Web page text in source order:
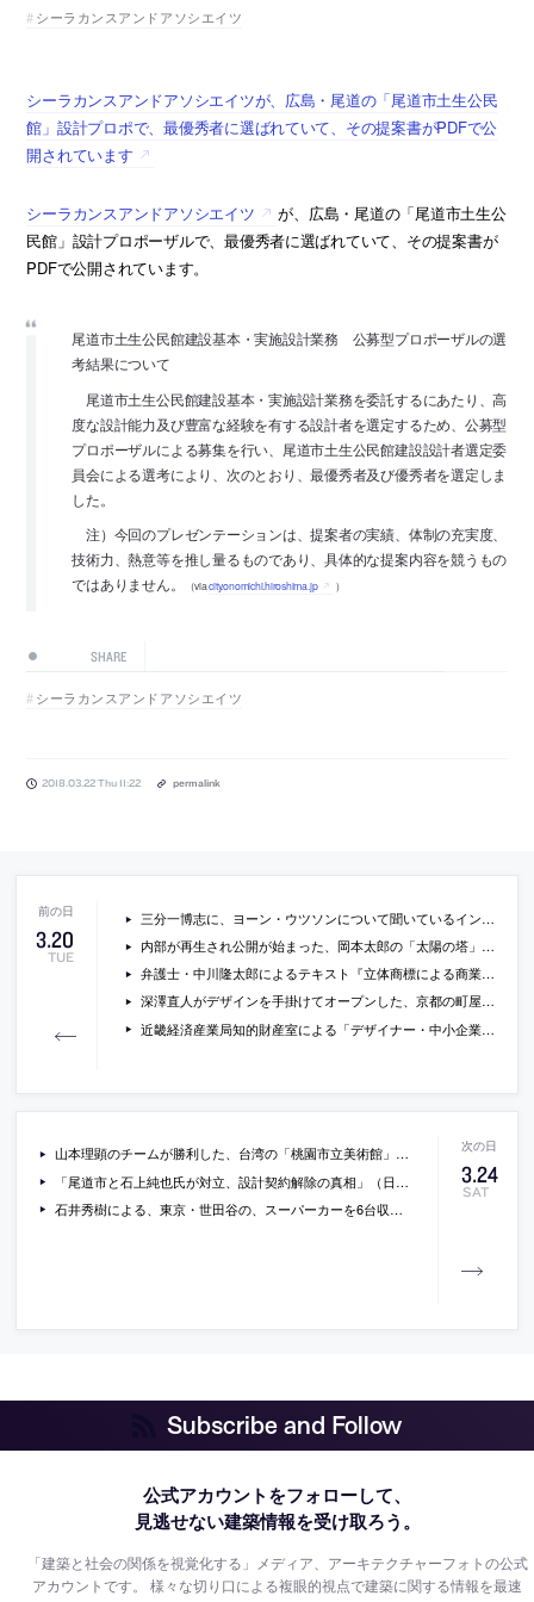
シーラカンスアンドアソシエイツ
シーラカンスアンドアソシエイツが、広島・尾道の「尾道市土生公民
館」設計プロポで、最優秀者に選ばれていて、その提案書がPDFで公
開されています
シーラカンスアンドアソシエイツ
が、広島・尾道の「尾道市土生公
民館」設計プロポーザルで、最優秀者に選ばれていて、その提案書が
PDFで公開されています。
尾道市土生公民館建設基本・実施設計業務 公募型プロポーザルの選
考結果について
尾道市土生公民館建設基本・実施設計業務を委託するにあたり、高
度な設計能力及び豊富な経験を有する設計者を選定するため、公募型
プロポーザルによる募集を行い、尾道市土生公民館建設設計者選定委
員会による選考により、次のとおり、最優秀者及び優秀者を選定しま
した。
注）今回のプレゼンテーションは、提案者の実績、体制の充実度、
技術力、熱意等を推し量るものであり、具体的な提案内容を競うもの
ではありません。
（viacity.onomichi.hiroshima.jp ）
SHARE
シーラカンスアンドアソシエイツ
2018.03.22 Thu 11:22 permalink
3.20
TUE
三分一博志に、ヨーン・ウツソンについて聞いているインタビュー動画
内部が再生され公開が始まった、岡本太郎の「太陽の塔」の、再生前の様子を紹介する360°VR動画
弁護士・中川隆太郎によるテキスト『立体商標による商業建築デザイン保護の可能性 – 代官山蔦屋書店は「広告」か？』
深澤直人がデザインを手掛けてオープンした、京都の町屋を改修した店舗「ISSEY MIYAKE KYOTO」の写真
近畿経済産業局知的財産室による「デザイナー・中小企業のためのデザイン契約のポイント」のPDF版
3.24
SAT
山本理顕のチームが勝利した、台湾の「桃園市立美術館」の計画案のCG動画
「尾道市と石上純也氏が対立、設計契約解除の真相」（日経 xTECH）
石井秀樹による、東京・世田谷の、スーパーカーを6台収容できる住宅「尾山台の家」の写真
Subscribe and Follow
公式アカウントをフォローして、
見逃せない建築情報を受け取ろう。
「建築と社会の関係を視覚化する」メディア、アーキテクチャーフォトの公式
アカウントです。様々な切り口による複眼的視点で建築に関する情報を最速